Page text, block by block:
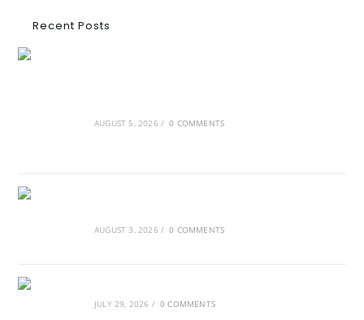
Recent Posts
AUGUST 5, 2026 / 0 COMMENTS
AUGUST 3, 2026 / 0 COMMENTS
JULY 29, 2026 / 0 COMMENTS